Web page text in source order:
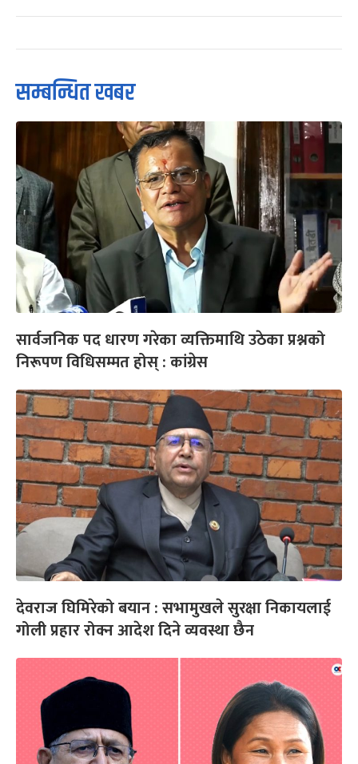
सम्बन्धित खबर
सार्वजनिक पद धारण गरेका व्यक्तिमाथि उठेका प्रश्नको
निरूपण विधिसम्मत होस् : कांग्रेस
देवराज घिमिरेको बयान : सभामुखले सुरक्षा निकायलाई
गोली प्रहार रोक्न आदेश दिने व्यवस्था छैन